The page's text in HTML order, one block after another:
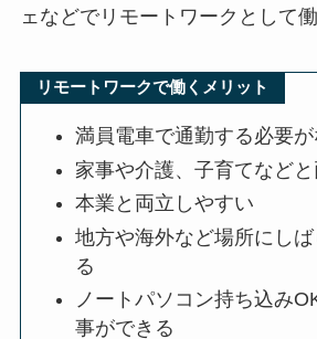
ェなどでリモートワークとして働
リモートワークで働くメリット
満員電車で通勤する必要
家事や介護、子育てなど
本業と両立しやすい
地方や海外など場所にし
る
ノートパソコン持ち込み
事ができる